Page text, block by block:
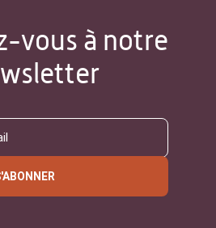
vous à notre